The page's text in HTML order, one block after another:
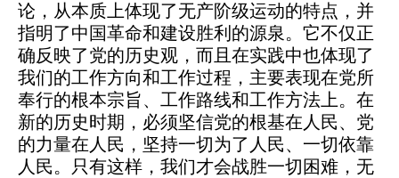
论，从本质上体现了无产阶级运动的特点，并
指明了中国革命和建设胜利的源泉。它不仅正
确反映了党的历史观，而且在实践中也体现了
我们的工作方向和工作过程，主要表现在党所
奉行的根本宗旨、工作路线和工作方法上。在
新的历史时期，必须坚信党的根基在人民、党
的力量在人民，坚持一切为了人民、一切依靠
人民。只有这样，我们才会战胜一切困难，无